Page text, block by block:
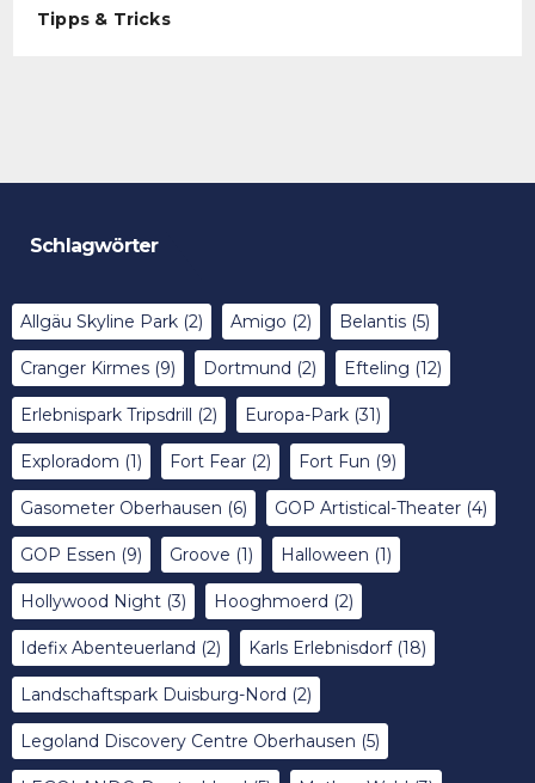
Tipps & Tricks
Schlagwörter
Allgäu Skyline Park (2) Amigo (2) Belantis (5)
Cranger Kirmes (9) Dortmund (2) Efteling (12)
Erlebnispark Tripsdrill (2) Europa-Park (31)
Exploradom (1) Fort Fear (2) Fort Fun (9)
Gasometer Oberhausen (6) GOP Artistical-Theater (4)
GOP Essen (9) Groove (1) Halloween (1)
Hollywood Night (3) Hooghmoerd (2)
Idefix Abenteuerland (2) Karls Erlebnisdorf(18)
Landschaftspark Duisburg-Nord (2)
Legoland Discovery Centre Oberhausen (5)